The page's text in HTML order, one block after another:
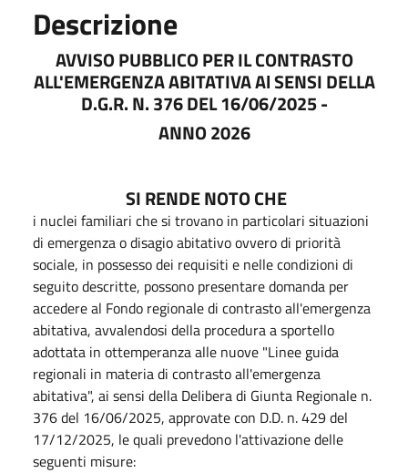
Descrizione
AVVISO PUBBLICO PER IL CONTRASTO
ALL'EMERGENZA ABITATIVA Al SENSI DELLA
D.G.R. N. 376 DEL 16/06/2025 -
ANNO 2026
SI RENDE NOTO CHE
i nuclei familiari che si trovano in particolari situazioni
di emergenza o disagio abitativo ovvero di priorità
sociale, in possesso dei requisiti e nelle condizioni di
seguito descritte, possono presentare domanda per
accedere al Fondo regionale di contrasto all'emergenza
abitativa, avvalendosi della procedura a sportello
adottata in ottemperanza alle nuove "Linee guida
regionali in materia di contrasto all'emergenza
abitativa", ai sensi della Delibera di Giunta Regionale n.
376 del 16/06/2025, approvate con D.D. n. 429 del
17/12/2025, le quali prevedono l'attivazione delle
seguenti misure: